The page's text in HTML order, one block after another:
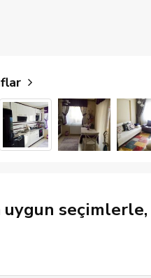
uygun seçimlerle,